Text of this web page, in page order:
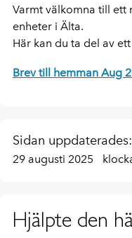
Varmt välkomna till ett
enheter i Älta.
Här kan du ta del av
Brev till hemman Aug
Sidan uppdaterades:
29 augusti 2025
Hjälpte den